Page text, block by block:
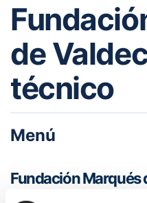
de
técnico
Menú
Fundación Marqués